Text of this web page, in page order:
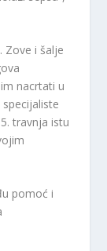
Zove i šalje
nacrtati u
travnja istu
pomoć i